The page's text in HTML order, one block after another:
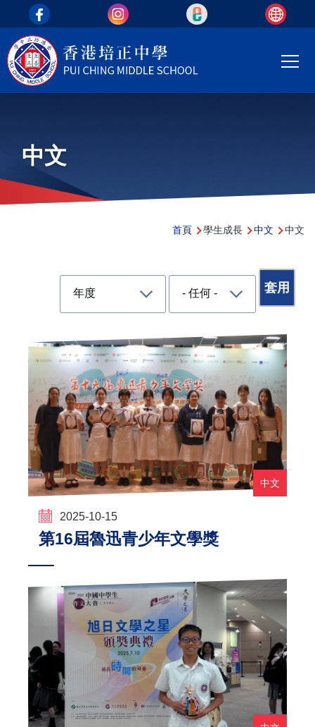
移至主內容
top_area
中文
首頁 學生成長 中文 中文
中文
2025-10-15
第16屆魯迅青少年文學獎